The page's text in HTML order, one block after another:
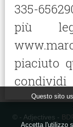
335-
più
piaciuto
condividi
© - Adjectives -
Questo sito
Accetta l'utilizzo